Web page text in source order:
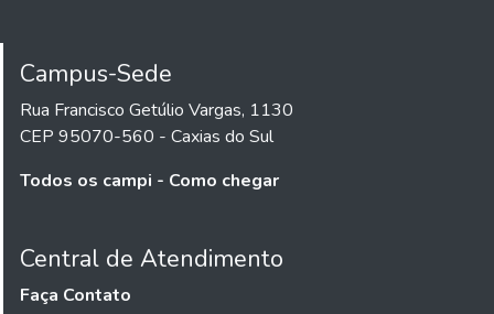
Campus-Sede
Rua Francisco Getúlio Vargas, 1130
CEP 95070-560 - Caxias do Sul
Todos os campi - Como chegar
Central de Atendimento
Faça Contato